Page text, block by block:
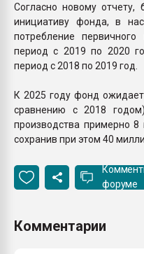
Согласно новому
инициативу фонда, в
потребление
период с 2019 по 2020
период с 2018 по 2019 год.
К 2025 году фонд
сравнению с 2018
производства примерно 8
сохранив при этом 40
форуме
Комментарии